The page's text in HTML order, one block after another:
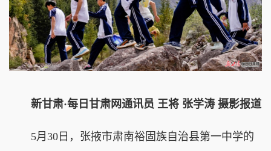
新甘肃·每日甘肃网通讯员 王将 张学涛 摄影报道
5月30日，张掖市肃南裕固族自治县第一中学的